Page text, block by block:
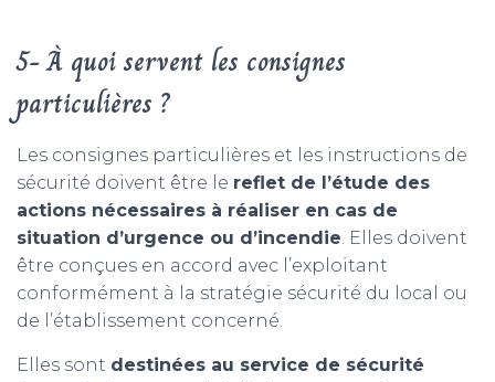
5- À quoi servent les consignes
particulières ?
Les consignes particulières et les instructions de
sécurité doivent être le reflet de l’étude des
actions nécessaires à réaliser en cas de
situation d’urgence ou d’incendie . Elles doivent
être conçues en accord avec l’exploitant
conformément à la stratégie sécurité du local ou
de l’établissement concerné.
Elles sont destinées au service de sécurité